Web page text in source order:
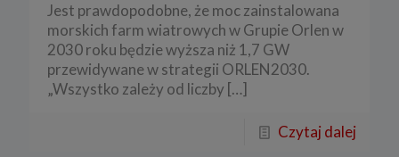
Jest prawdopodobne, że moc zainstalowana
morskich farm wiatrowych w Grupie Orlen w
2030 roku będzie wyższa niż 1,7 GW
przewidywane w strategii ORLEN2030.
„Wszystko zależy od liczby […]
Czytaj dalej